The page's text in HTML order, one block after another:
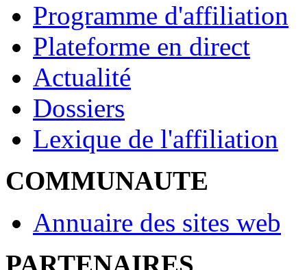
Programme d'affiliation
Plateforme en direct
Actualité
Dossiers
Lexique de l'affiliation
COMMUNAUTE
Annuaire des sites web